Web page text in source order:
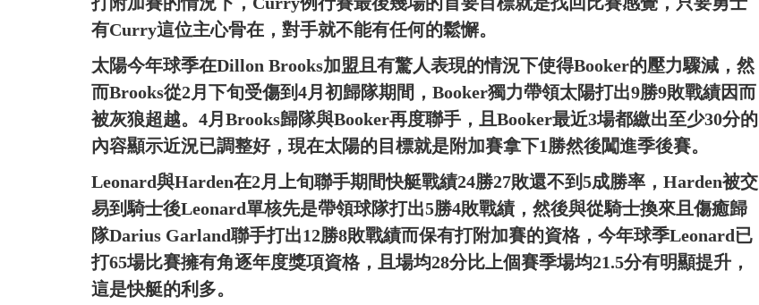
有Curry這位主心骨在，對手就不能有任何的鬆懈。
太陽今年球季在Dillon Brooks加盟且有驚人表現的情況下使得Booker的壓力驟減，然
而Brooks從2月下旬受傷到4月初歸隊期間，Booker獨力帶領太陽打出9勝9敗戰績因而
被灰狼超越。4月Brooks歸隊與Booker再度聯手，且Booker最近3場都繳出至少30分的
內容顯示近況已調整好，現在太陽的目標就是附加賽拿下1勝然後闖進季後賽。
Leonard與Harden在2月上旬聯手期間快艇戰績24勝27敗還不到5成勝率，Harden被交
易到騎士後Leonard單核先是帶領球隊打出5勝4敗戰績，然後與從騎士換來且傷癒歸
隊Darius Garland聯手打出12勝8敗戰績而保有打附加賽的資格，今年球季Leonard已
打65場比賽擁有角逐年度獎項資格，且場均28分比上個賽季場均21.5分有明顯提升，
這是快艇的利多。